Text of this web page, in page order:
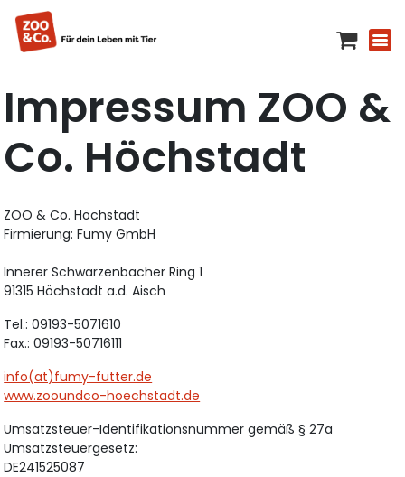
Impressum ZOO &
Co. Höchstadt
ZOO & Co. Höchstadt
Firmierung: Fumy GmbH
Innerer Schwarzenbacher Ring 1
91315 Höchstadt a.d. Aisch
Tel.: 09193-5071610
Fax.: 09193-50716111
info(at)fumy-futter.de
www.zooundco-hoechstadt.de
Umsatzsteuer-Identifikationsnummer gemäß § 27a
Umsatzsteuergesetz:
DE241525087